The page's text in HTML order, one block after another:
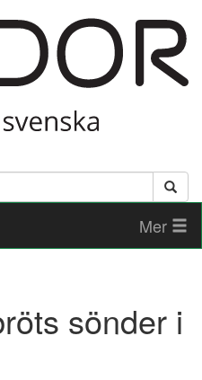
Mer
sönder i